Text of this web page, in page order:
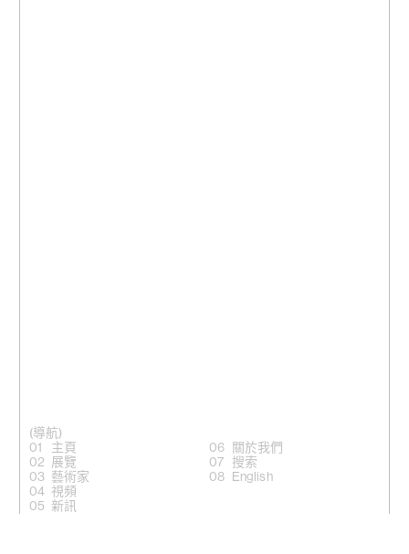
(導航)
主頁
展覽
藝術家
視頻
新訊
關於我們
搜索
English